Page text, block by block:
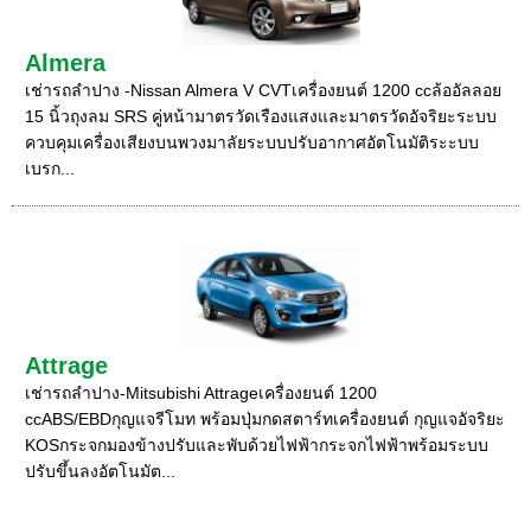
Almera
เช่ารถลำปาง -Nissan Almera V CVTเครื่องยนต์ 1200 ccล้ออัลลอย
15 นิ้วถุงลม SRS คู่หน้ามาตรวัดเรืองแสงและมาตรวัดอัจริยะระบบ
ควบคุมเครื่องเสียงบนพวงมาลัยระบบปรับอากาศอัตโนมัติระะบบ
เบรก...
Attrage
เช่ารถลำปาง-Mitsubishi Attrageเครื่องยนต์ 1200
ccABS/EBDกุญแจรีโมท พร้อมปุ่มกดสตาร์ทเครื่องยนต์ กุญแจอัจริยะ
KOSกระจกมองข้างปรับและพับด้วยไฟฟ้ากระจกไฟฟ้าพร้อมระบบ
ปรับขึ้นลงอัตโนมัต...